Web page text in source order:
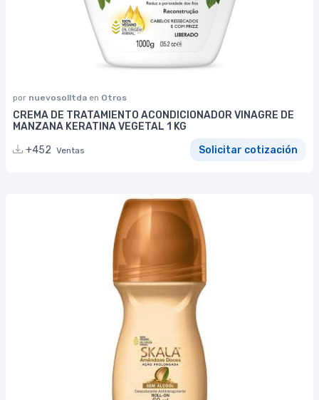
por nuevosolltda en Otros
CREMA DE TRATAMIENTO ACONDICIONADOR VINAGRE DE
MANZANA KERATINA VEGETAL 1 KG
+452 Ventas Solicitar cotización